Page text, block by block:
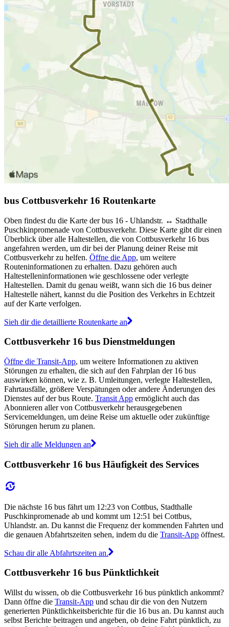
bus Cottbusverkehr 16 Routenkarte
Oben findest du die Karte der bus 16 - Uhlandstr. ↔︎ Stadthalle
Puschkinpromenade von Cottbusverkehr. Diese Karte gibt dir einen
Überblick über alle Haltestellen, die von Cottbusverkehr 16 bus
angefahren werden, um dir bei der Planung deiner Reise mit
Cottbusverkehr zu helfen. Öffne die App, um weitere
Routeninformationen zu erhalten. Dazu gehören auch
Haltestelleninformationen wie geschlossene oder verlegte
Haltestellen. Damit du genau weißt, wann sich die 16 bus deiner
Haltestelle nähert, kannst du die Position des Verkehrs in Echtzeit
auf der Karte verfolgen.
Sieh dir die detaillierte Routenkarte an
Cottbusverkehr 16 bus Dienstmeldungen
Öffne die Transit-App, um weitere Informationen zu aktiven
Störungen zu erhalten, die sich auf den Fahrplan der 16 bus
auswirken können, wie z. B. Umleitungen, verlegte Haltestellen,
Fahrtausfälle, größere Verspätungen oder andere Änderungen des
Dienstes auf der bus Route. Transit App ermöglicht auch das
Abonnieren aller von Cottbusverkehr herausgegebenen
Servicemeldungen, um deine Reise um aktuelle oder zukünftige
Störungen herum zu planen.
Sieh dir alle Meldungen an
Cottbusverkehr 16 bus Häufigkeit des Services
Die nächste 16 bus fährt um 12:23 von Cottbus, Stadthalle
Puschkinpromenade ab und kommt um 12:51 bei Cottbus,
Uhlandstr. an. Du kannst die Frequenz der kommenden Fahrten und
die genauen Abfahrtszeiten sehen, indem du die Transit-App öffnest.
Schau dir alle Abfahrtszeiten an.
Cottbusverkehr 16 bus Pünktlichkeit
Willst du wissen, ob die Cottbusverkehr 16 bus pünktlich ankommt?
Dann öffne die Transit-App und schau dir die von den Nutzern
generierten Pünktlichkeitsberichte für die 16 bus an. Du kannst auch
selbst Berichte beitragen und angeben, ob deine Fahrt pünktlich, zu